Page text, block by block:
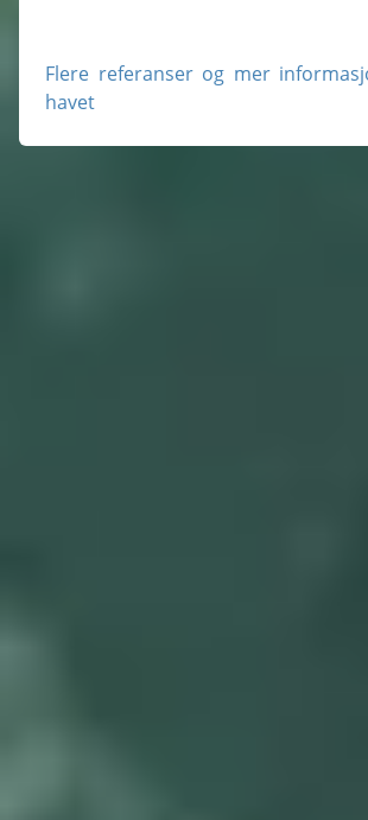
Flere referanser og mer informasjon om livet i
havet